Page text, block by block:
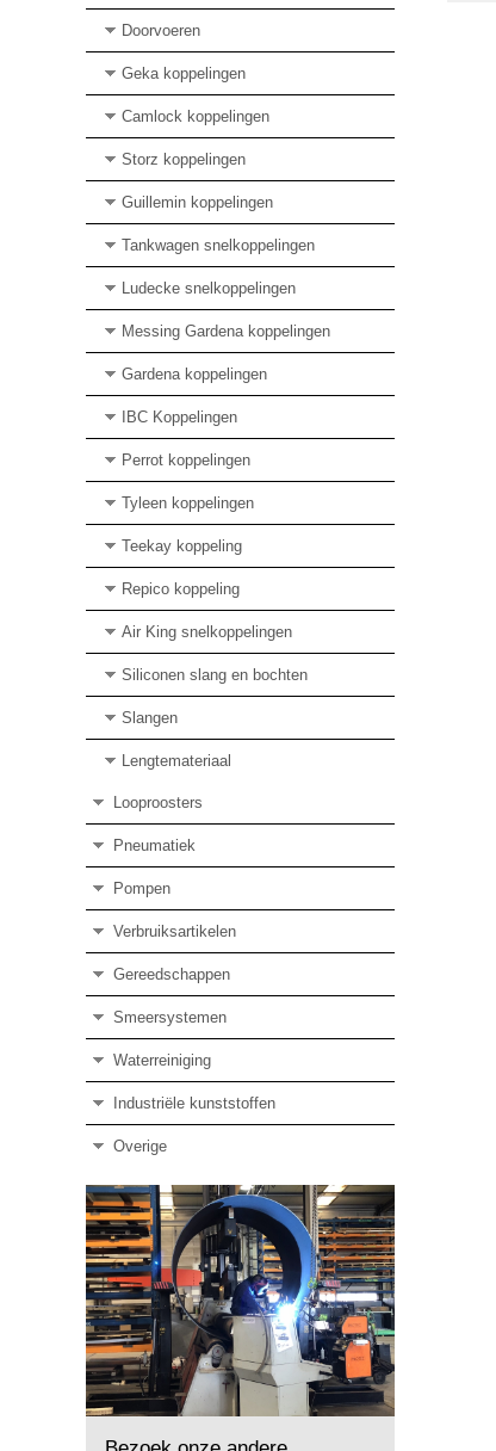
Doorvoeren
Geka koppelingen
Camlock koppelingen
Storz koppelingen
Guillemin koppelingen
Tankwagen snelkoppelingen
Ludecke snelkoppelingen
Messing Gardena koppelingen
Gardena koppelingen
IBC Koppelingen
Perrot koppelingen
Tyleen koppelingen
Teekay koppeling
Repico koppeling
Air King snelkoppelingen
Siliconen slang en bochten
Slangen
Lengtemateriaal
Looproosters
Pneumatiek
Pompen
Verbruiksartikelen
Gereedschappen
Smeersystemen
Waterreiniging
Industriële kunststoffen
Overige